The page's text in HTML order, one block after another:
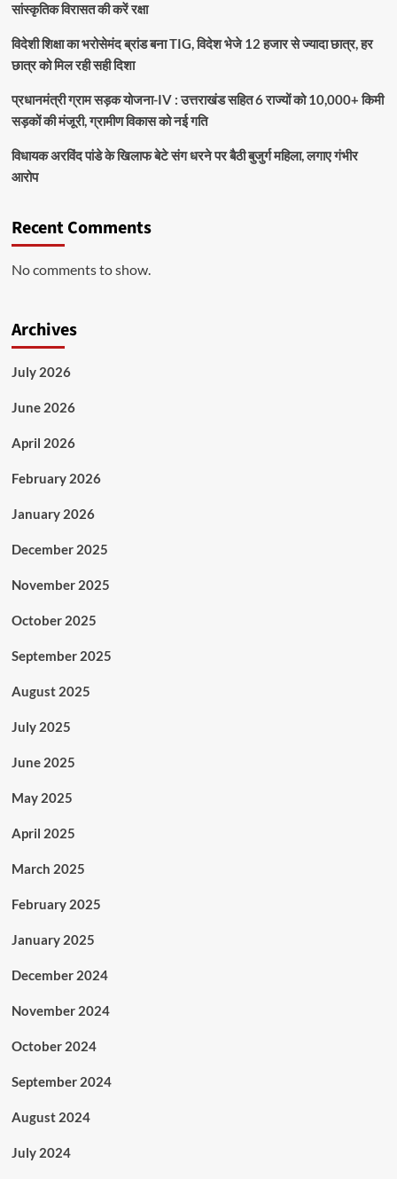
सांस्कृतिक विरासत की करें रक्षा
विदेशी शिक्षा का भरोसेमंद ब्रांड बना TIG, विदेश भेजे 12 हजार से ज्यादा छात्र, हर
छात्र को मिल रही सही दिशा
प्रधानमंत्री ग्राम सड़क योजना-IV : उत्तराखंड सहित 6 राज्यों को 10,000+ किमी
सड़कों की मंजूरी, ग्रामीण विकास को नई गति
विधायक अरविंद पांडे के खिलाफ बेटे संग धरने पर बैठी बुजुर्ग महिला, लगाए गंभीर
आरोप
Recent Comments
No comments to show.
Archives
July 2026
June 2026
April 2026
February 2026
January 2026
December 2025
November 2025
October 2025
September 2025
August 2025
July 2025
June 2025
May 2025
April 2025
March 2025
February 2025
January 2025
December 2024
November 2024
October 2024
September 2024
August 2024
July 2024